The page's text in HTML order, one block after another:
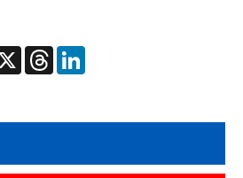
X Threads